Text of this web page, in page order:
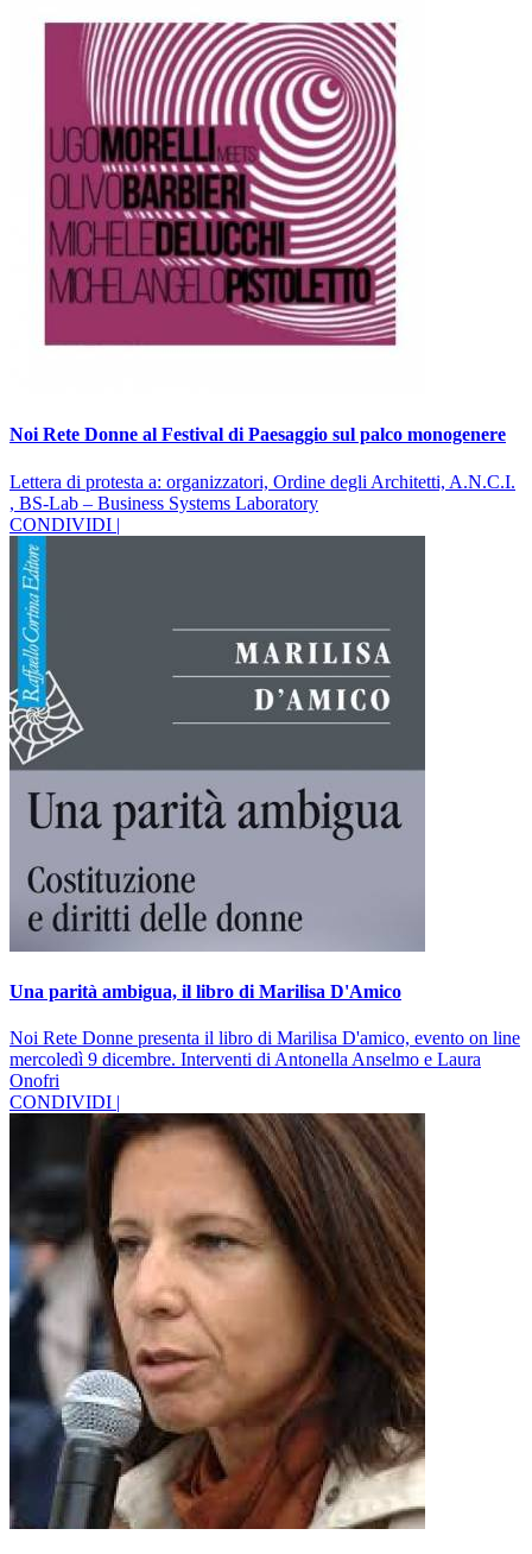
Noi Rete Donne al Festival di Paesaggio sul palco monogenere
Lettera di protesta a: organizzatori, Ordine degli Architetti, A.N.C.I.
, BS-Lab – Business Systems Laboratory
CONDIVIDI |
Una parità ambigua, il libro di Marilisa D'Amico
Noi Rete Donne presenta il libro di Marilisa D'amico, evento on line
mercoledì 9 dicembre. Interventi di Antonella Anselmo e Laura
Onofri
CONDIVIDI |